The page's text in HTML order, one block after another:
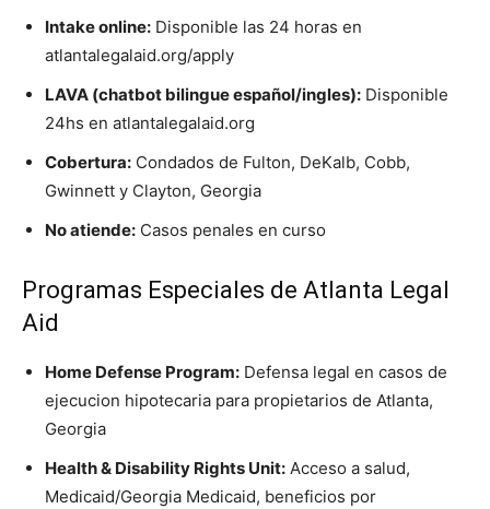
Intake online: Disponible las 24 horas en
atlantalegalaid.org/apply
LAVA (chatbot bilingue español/ingles): Disponible
24hs en atlantalegalaid.org
Cobertura: Condados de Fulton, DeKalb, Cobb,
Gwinnett y Clayton, Georgia
No atiende: Casos penales en curso
Programas Especiales de Atlanta Legal
Aid
Home Defense Program: Defensa legal en casos de
ejecucion hipotecaria para propietarios de Atlanta,
Georgia
Health & Disability Rights Unit: Acceso a salud,
Medicaid/Georgia Medicaid, beneficios por